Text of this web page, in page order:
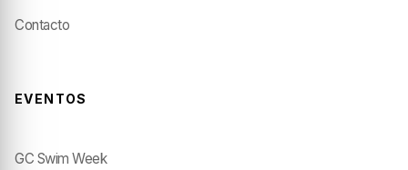
Contacto
EVENTOS
GC Swim Week